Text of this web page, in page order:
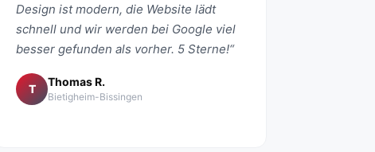
Design ist modern, die Website lädt
schnell und wir werden bei Google viel
besser gefunden als vorher. 5 Sterne!“
T
Thomas R.
Bietigheim-Bissingen